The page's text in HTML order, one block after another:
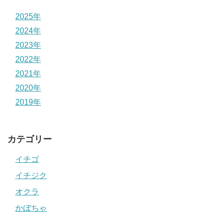
2025年
2024年
2023年
2022年
2021年
2020年
2019年
カテゴリー
イチゴ
イチジク
オクラ
かぼちゃ